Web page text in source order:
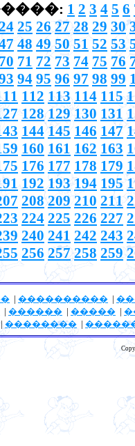
1 2 3 4 5 6
25 26 27 28 29 30
48 49 50 51 52 53
70 71 72 73 74 75 76
94 95 96 97 98 99
112 113 114 115
128 129 130 131
144 145 146 147
160 161 162 163
176 177 178 179
192 193 194 195
208 209 210 211
224 225 226 227
240 241 242 243
256 257 258 259
| ���������� |
| ������ | ����� |
| �������� |